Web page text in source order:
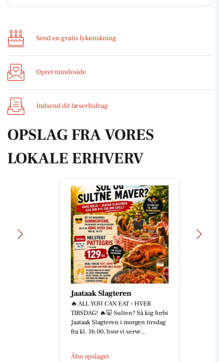
Send en gratis lykønskning
Opret mindeside
Indsend dit læserbidrag
OPSLAG FRA VORES
LOKALE ERHVERV
Jaataak Slagteren
🔥 ALL YOU CAN EAT – HVER
TIRSDAG! 🔥🐷 Sulten? Så kig forbi
Jaataak Slagteren i morgen tirsdag
fra kl. 16.00, hvor vi serve...
Åbn opslaget